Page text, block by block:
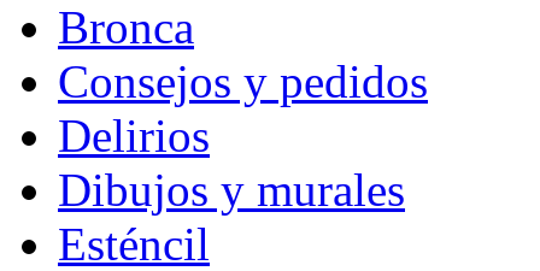
Bronca
Consejos y pedidos
Delirios
Dibujos y murales
Esténcil